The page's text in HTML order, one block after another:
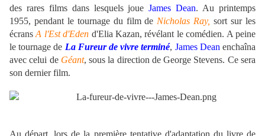
des rares films dans lesquels joueJames Dean. Au printemps
1955, pendant le tournage du film de Nicholas Ray, sort sur les
écransA l'Est d'Eden d'Elia Kazan, révélant le comédien. A peine
le tournage de La Fureur de vivre terminé, James Dean enchaîna
avec celui de Géant, sous la direction de George Stevens. Ce sera
son dernier film.